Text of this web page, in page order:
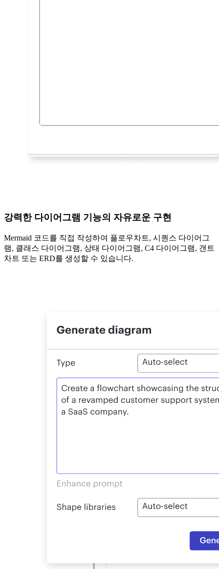
강력한 다이어그램 기능의 자유로운 구현
Mermaid 코드를 직접 작성하여 플로우차트, 시퀀스 다이어그
램, 클래스 다이어그램, 상태 다이어그램, C4 다이어그램, 갠트
차트 또는 ERD를 생성할 수 있습니다.